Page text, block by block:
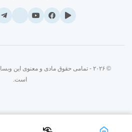
© ۲۰۲۶ - تمامی حقوق مادی و معنوی این
است.